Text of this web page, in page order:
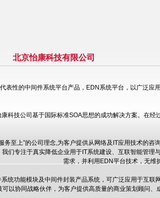
北京怡康科技有限公司
性的中间件系统平台产品，EDN系统平台，以广泛应
技公司基于国际标准SOA思想的成功解决方案。在经
至上”的公司理念,为客户提供从网络及IT应用技术的咨
们专注于真实降低企业用于IT系统建设、互联智能管
需求，并利用EDN平台技术，无维
功能模块及中间件封装产品系统，可广泛应用于互联
以协同战略伙伴，为客户提供高质量的商业策划顾问